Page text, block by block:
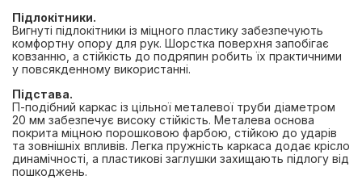
Підлокітники.
Вигнуті підлокітники із міцного пластику забезпечують
комфортну опору для рук. Шорстка поверхня запобігає
ковзанню, а стійкість до подряпин робить їх практичними
у повсякденному використанні.
Підстава.
П-подібний каркас із цільної металевої труби діаметром
20 мм забезпечує високу стійкість. Металева основа
покрита міцною порошковою фарбою, стійкою до ударів
та зовнішніх впливів. Легка пружність каркаса додає крісло
динамічності, а пластикові заглушки захищають підлогу від
пошкоджень.